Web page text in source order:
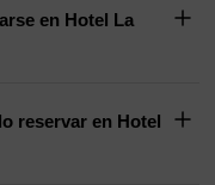
en Hotel La
reservar en Hotel